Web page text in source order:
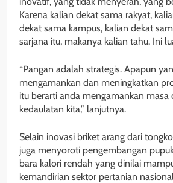
Karena kalian dekat sama rakyat,
dekat sama kampus, kalian dekat
sarjana itu, makanya kalian tahu. Ini
“Pangan adalah strategis. Apapun
mengamankan dan meningkatkan
itu berarti anda mengamankan masa
kedaulatan kita,” lanjutnya.
Selain inovasi briket arang dari
juga menyoroti pengembangan
bara kalori rendah yang dinilai
kemandirian sektor pertanian